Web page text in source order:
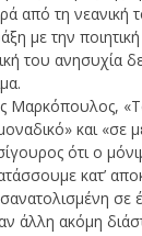
από τη
με την
του ανησυχία
Μαρκόπουλος,
και «σε
ότι ο
κατ’
σε
άλλη ακόμη